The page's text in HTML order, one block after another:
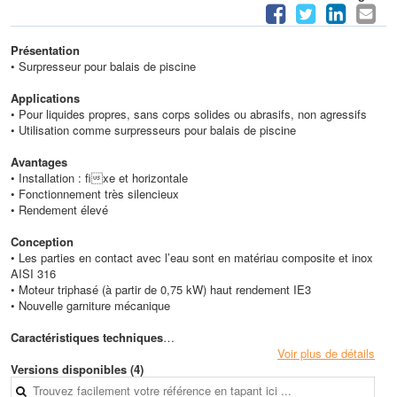
Présentation
• Surpresseur pour balais de piscine
Applications
• Pour liquides propres, sans corps solides ou abrasifs, non agressifs
• Utilisation comme surpresseurs pour balais de piscine
Avantages
• Installation : fixe et horizontale
• Fonctionnement très silencieux
• Rendement élevé
Conception
• Les parties en contact avec l’eau sont en matériau composite et inox
AISI 316
• Moteur triphasé (à partir de 0,75 kW) haut rendement IE3
• Nouvelle garniture mécanique
Caractéristiques techniques
• Profondeur maxi. d’aspiration : 7 m
• Température ambiante maxi. : + 40 °C
Voir plus de détails
Versions disponibles (4)